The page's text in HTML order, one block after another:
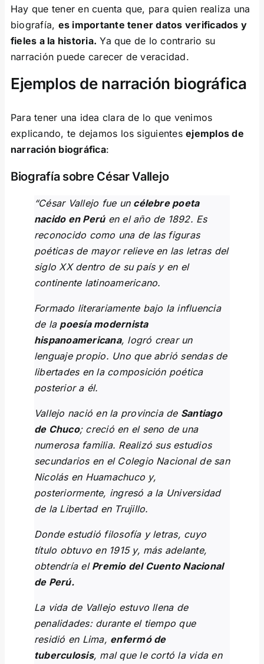
Hay que tener en cuenta que, para quien realiza una
biografía, es importante tener datos verificados y
fieles a la historia. Ya que de lo contrario su
narración puede carecer de veracidad.
Ejemplos de narración biográfica
Para tener una idea clara de lo que venimos
explicando, te dejamos los siguientesejemplos de
narración biográfica:
Biografía sobre César Vallejo
“César Vallejo fue un célebre poeta
nacido en Perúen el año de 1892. Es
reconocido como una de las figuras
poéticas de mayor relieve en las letras del
siglo XX dentro de su país y en el
continente latinoamericano.
Formado literariamente bajo la influencia
de la poesía modernista
hispanoamericana, logró crear un
lenguaje propio. Uno que abrió sendas de
libertades en la composición poética
posterior a él.
Vallejo nació en la provincia de Santiago
de Chuco; creció en el seno de una
numerosa familia. Realizó sus estudios
secundarios en el Colegio Nacional de san
Nicolás en Huamachuco y,
posteriormente, ingresó a la Universidad
de la Libertad en Trujillo.
Donde estudió filosofía y letras, cuyo
título obtuvo en 1915 y, más adelante,
obtendría el Premio del Cuento Nacional
de Perú.
La vida de Vallejo estuvo llena de
penalidades: durante el tiempo que
residió en Lima, enfermó de
tuberculosis, mal que le cortó la vida en